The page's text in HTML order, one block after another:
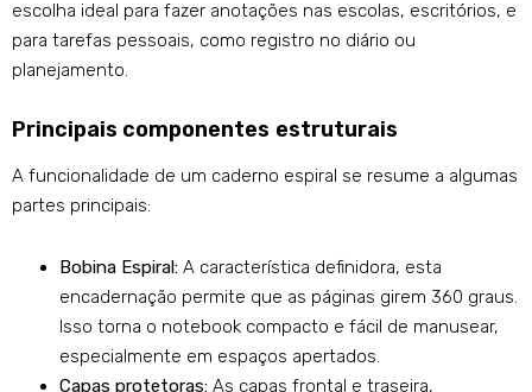
escolha ideal para fazer anotações nas escolas, escritórios, e
para tarefas pessoais, como registro no diário ou
planejamento.
Principais componentes estruturais
A funcionalidade de um caderno espiral se resume a algumas
partes principais:
Bobina Espiral: A característica definidora, esta
encadernação permite que as páginas girem 360 graus.
Isso torna o notebook compacto e fácil de manusear,
especialmente em espaços apertados.
Capas protetoras: As capas frontal e traseira,